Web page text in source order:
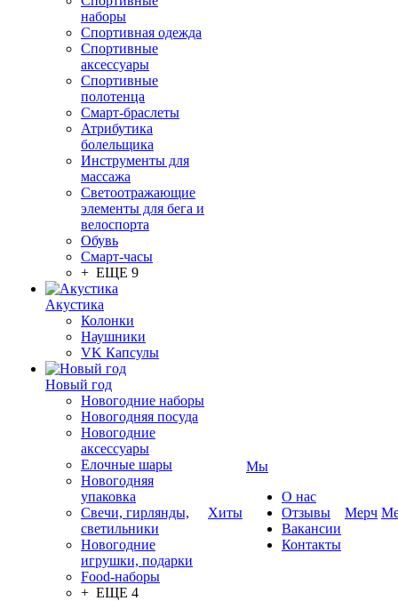
наборы
Спортивная одежда
Спортивные
аксессуары
Спортивные
полотенца
Смарт-браслеты
Атрибутика
болельщика
Инструменты для
массажа
Светоотражающие
элементы для бега и
велоспорта
Обувь
Смарт-часы
+ ЕЩЕ 9
Акустика
Колонки
Наушники
VK Капсулы
Новый год
Новогодние наборы
Новогодняя посуда
Новогодние
аксессуары
Елочные шары
Новогодняя
упаковка
Свечи, гирлянды,
светильники
Новогодние
игрушки, подарки
Food-наборы
+ ЕЩЕ 4
Хиты
Мы
О нас
Отзывы
Вакансии
Контакты
Мерч